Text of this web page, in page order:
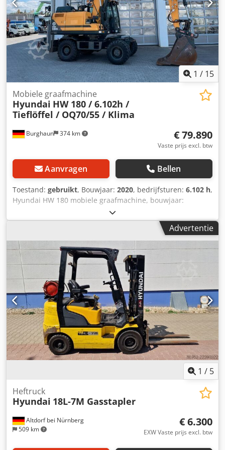
machine, altijd onderhouden / alle service door erkende
werkplaats uitgevoerd! - 1e eigenaar! - Direct inzetbaar!
Wijzigingen en tussentijdse verkoop voorbehouden!
1 / 15
Burghaun 374 km
Mobiele graafmachine
Hyundai HW 180 / 6.102h /
Tieflöffel / OQ70/55 / Klima
€ 79.890
Vaste prijs excl. btw
Aanvragen Bellen
Toestand: gebruikt, Bouwjaar: 2020, bedrijfsturen: 6.102 h,
Hyundai HW 180 mobiele graafmachine, bouwjaar:
04/2020, draaiuren: slechts 6.102 uur!, OilQuick OQ70/55
snelwisselsysteem, dieplepel 1.200 mm, dozersteun,
verstelbare giek, hydrauliek voor hamer en schaar, camera
rechts, links en achter, radio, airconditioning, motor: [127
kW/173 pk], gewicht: 18.770 kg, goede staat, direct
inzetbaar! Op aanvraag maken wij u een lease- of
financieringsvoorstel. De heer Mihm (tel. staat u graag te
woord. Meer informatie vindt u op onze website. Onder
voorbehoud van fouten en tussenverkoop!
Snelwisselsysteem = Meer informatie = Aandrijving: wielen
Csdpfx Aozmcubsf Rsha Neem contact op met Tobias Ebert
voor meer informatie.
Advertentie
1 / 5
Altdorf bei Nürnberg
509 km
Heftruck
Hyundai 18L-7M Gasstapler
€ 6.300
EXW Vaste prijs excl. btw